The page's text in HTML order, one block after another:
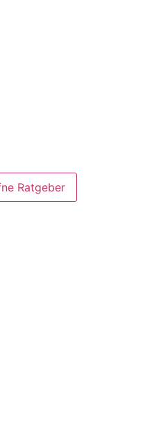
Ratgeber